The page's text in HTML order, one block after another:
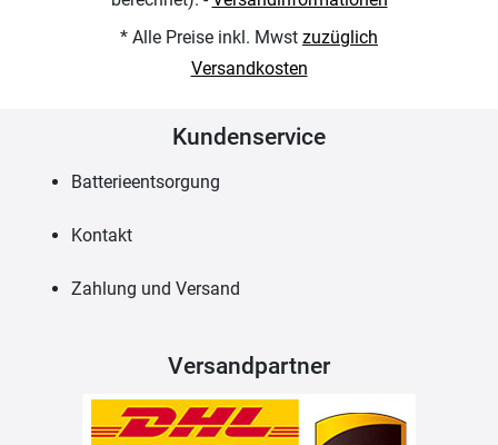
* Alle Preise inkl. Mwst zuzüglich
Versandkosten
Kundenservice
Batterieentsorgung
Kontakt
Zahlung und Versand
Versandpartner